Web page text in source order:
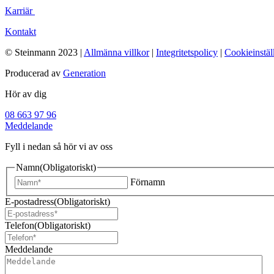
Karriär
Kontakt
© Steinmann 2023 | Allmänna villkor| Integritetspolicy |
Producerad av Generation
Hör av dig
08 663 97 96
Meddelande
Fyll i nedan så hör vi av oss
Namn(Obligatoriskt)
Förnamn
E-postadress(Obligatoriskt)
Telefon(Obligatoriskt)
Meddelande